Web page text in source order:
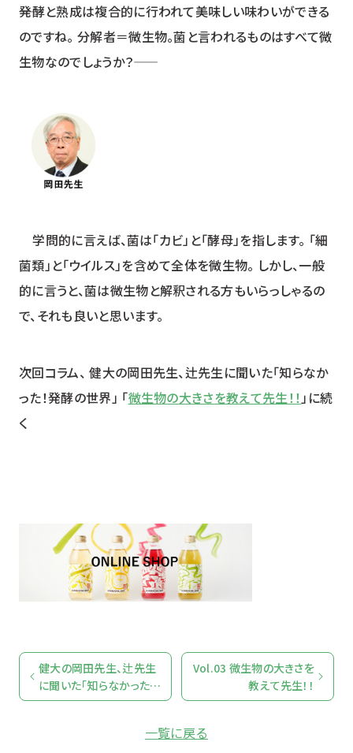
――発酵と熟成は複合的に行われて美味しい味わいができる
のですね。 分解者＝微生物。菌と言われるものはすべて微
生物なのでしょうか？――
学問的に言えば、菌は「カビ」と「酵母」を指します。 「細
菌類」と「ウイルス」を含めて全体を微生物。 しかし、一般
的に言うと、菌は微生物と解釈される方もいらっしゃるの
で、それも良いと思います。
次回コラム、 健大の岡田先生、辻先生に聞いた「知らなか
った！発酵の世界」 「微生物の大きさを教えて先生！！」に続
く
健大の岡田先生、辻先生
に聞いた「知らなかった！
発酵の世界」
一覧に戻る
Vol.03 微生物の大きさを
教えて先生！！